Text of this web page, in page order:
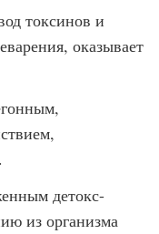
токсинов и
оказывает
детокс-
из организма